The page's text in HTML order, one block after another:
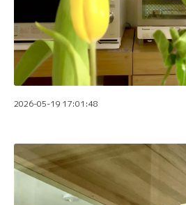
2026-05-19 17:01:48